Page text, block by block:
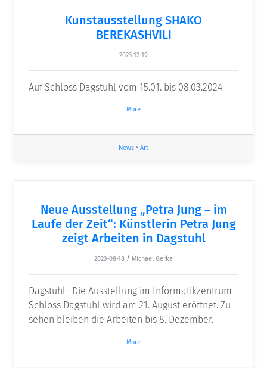
Kunstausstellung SHAKO
BEREKASHVILI
2023-12-19
Auf Schloss Dagstuhl vom 15.01. bis 08.03.2024
More
News • Art
Neue Ausstellung „Petra Jung – im
Laufe der Zeit“: Künstlerin Petra Jung
zeigt Arbeiten in Dagstuhl
2023-08-18 / Michael Gerke
Dagstuhl · Die Ausstellung im Informatikzentrum
Schloss Dagstuhl wird am 21. August eröffnet. Zu
sehen bleiben die Arbeiten bis 8. Dezember.
More